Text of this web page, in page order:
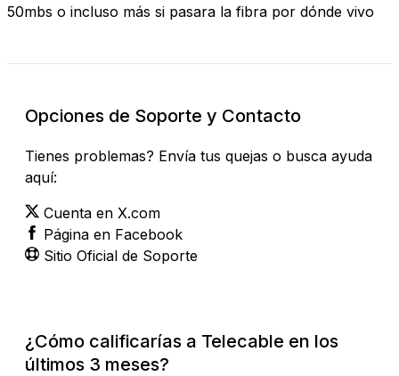
50mbs o incluso más si pasara la fibra por dónde vivo
Opciones de Soporte y Contacto
Tienes problemas? Envía tus quejas o busca ayuda
aquí:
Cuenta en X.com
Página en Facebook
Sitio Oficial de Soporte
¿Cómo calificarías a Telecable en los
últimos 3 meses?